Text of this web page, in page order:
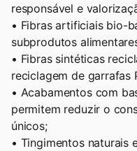
responsável e
• Fibras artificiais bio-
subprodutos
• Fibras sintéticas
reciclagem de garrafas
• Acabamentos com
permitem reduzir o
únicos;
• Tingimentos naturais